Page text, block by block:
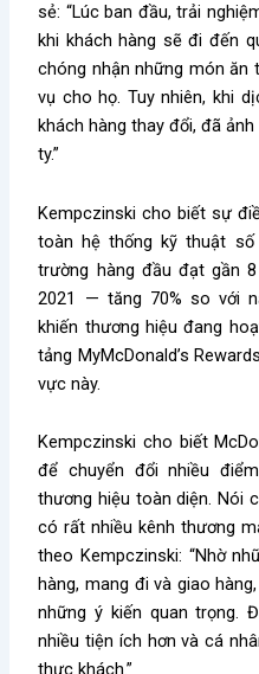
sẻ: “Lúc ban đầu, trải
khi khách hàng sẽ đi đến
chóng nhận những món ăn
vụ cho họ. Tuy nhiên, khi
khách hàng thay đổi, đã
ty.”
Kempczinski cho biết sự
toàn hệ thống kỹ thuật số
trường hàng đầu đạt gần
2021 — tăng 70% so với
khiến thương hiệu đang
tảng MyMcDonald’s
vực này.
Kempczinski cho biết
để chuyển đổi nhiều
thương hiệu toàn diện. Nói
có rất nhiều kênh thương
theo Kempczinski: “Nhờ
hàng, mang đi và giao
những ý kiến quan trọng.
nhiều tiện ích hơn và cá
thực khách.”